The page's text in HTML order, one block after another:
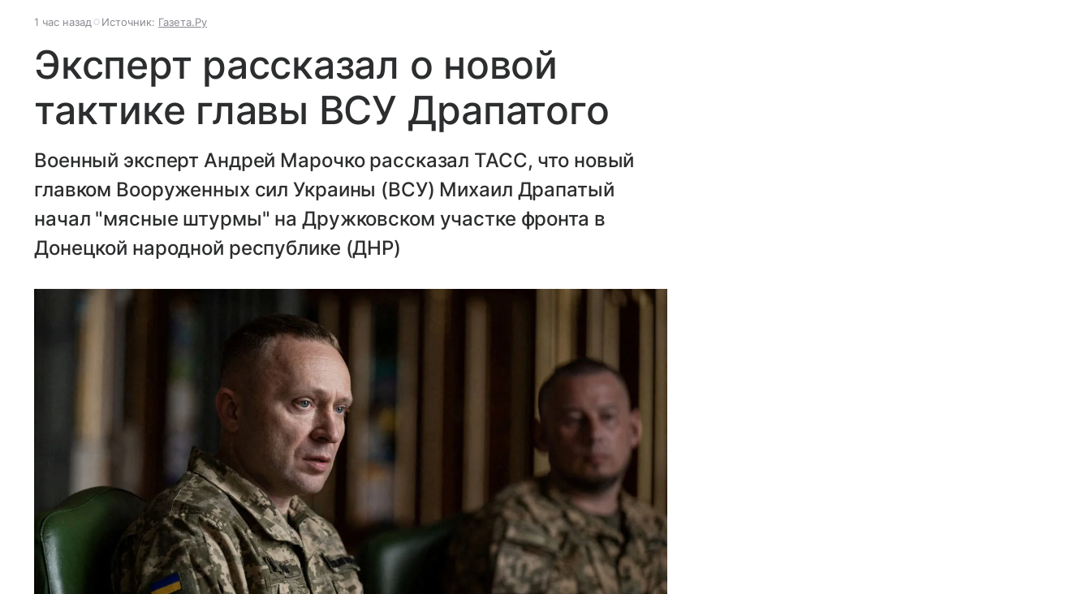
1 час назад Источник: Газета.Ру
Эксперт рассказал о новой
тактике главы ВСУ Драпатого
Военный эксперт Андрей Марочко рассказал ТАСС, что новый
главком Вооруженных сил Украины (ВСУ) Михаил Драпатый
начал "мясные штурмы" на Дружковском участке фронта в
Донецкой народной республике (ДНР)